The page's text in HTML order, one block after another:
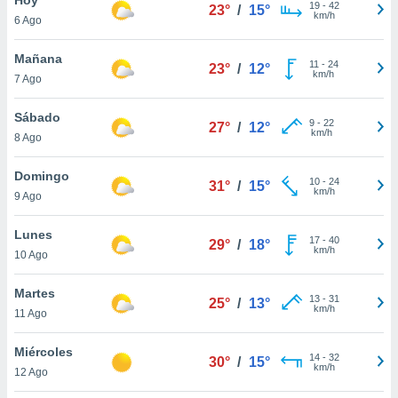
en
más
nuestra
de
cookies
aceptar
6 Ago
23° / 15° 19- 42
km/h
Mañana
7 Ago
23° / 12° 11 - 24
km/h
Sábado
8 Ago
27° / 12° 9- 22
km/h
Domingo
9 Ago
31° / 15° 10- 24
km/h
Lunes
10 Ago
29° / 18° 17- 40
km/h
Martes
11 Ago
25° / 13° 13- 31
km/h
Miércoles
12 Ago
30° / 15° 14- 32
km/h